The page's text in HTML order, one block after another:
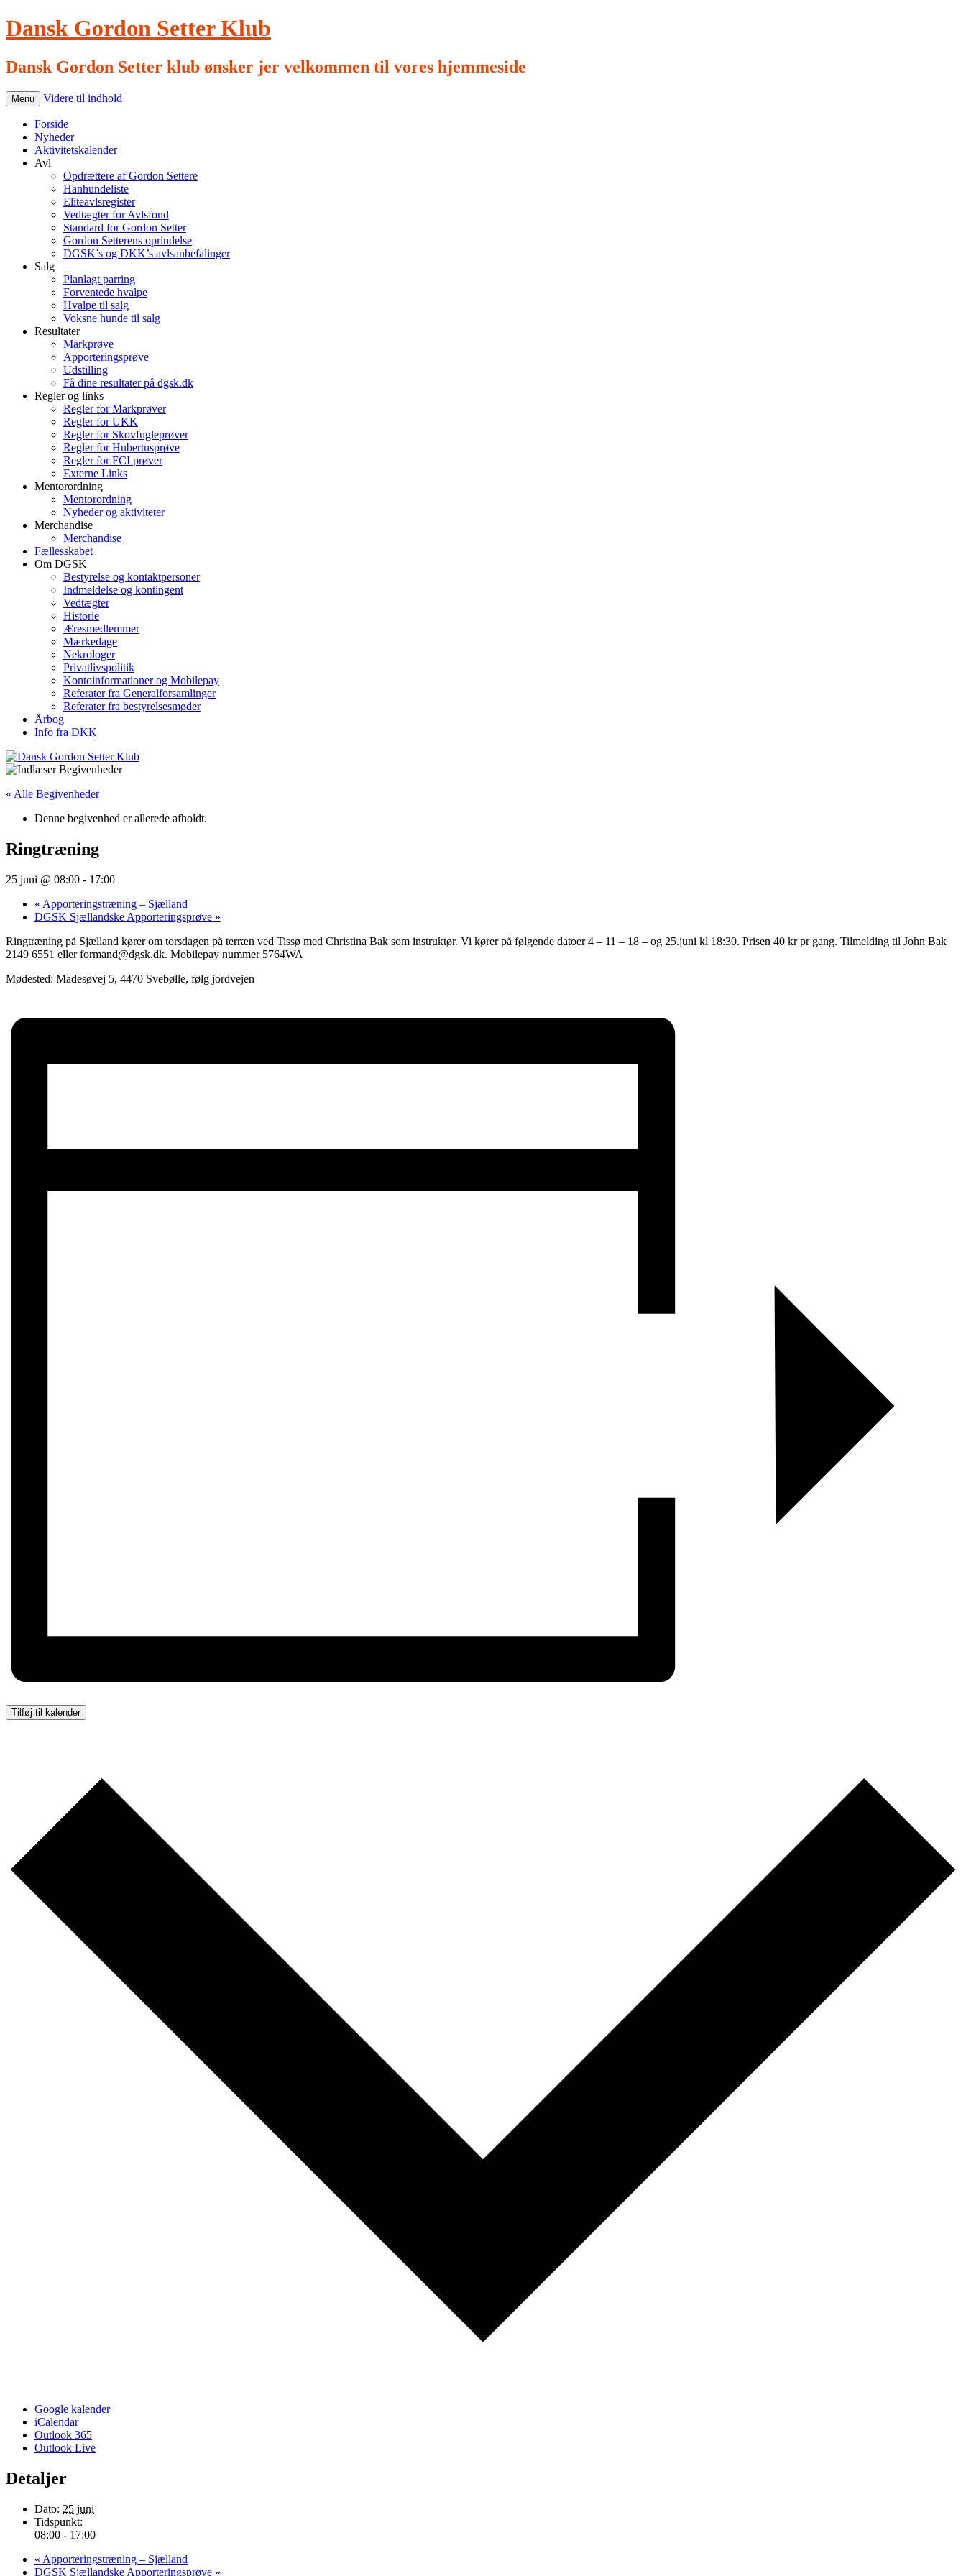
Dansk Gordon Setter Klub
Dansk Gordon Setter klub ønsker jer velkommen til vores hjemmeside
Menu Videre til indhold
Forside
Nyheder
Aktivitetskalender
Avl
Opdrættere af Gordon Settere
Hanhundeliste
Eliteavlsregister
Vedtægter for Avlsfond
Standard for Gordon Setter
Gordon Setterens oprindelse
DGSK’s og DKK’s avlsanbefalinger
Salg
Planlagt parring
Forventede hvalpe
Hvalpe til salg
Voksne hunde til salg
Resultater
Markprøve
Apporteringsprøve
Udstilling
Få dine resultater på dgsk.dk
Regler og links
Regler for Markprøver
Regler for UKK
Regler for Skovfugleprøver
Regler for Hubertusprøve
Regler for FCI prøver
Externe Links
Mentorordning
Mentorordning
Nyheder og aktiviteter
Merchandise
Merchandise
Fællesskabet
Om DGSK
Bestyrelse og kontaktpersoner
Indmeldelse og kontingent
Vedtægter
Historie
Æresmedlemmer
Mærkedage
Nekrologer
Privatlivspolitik
Kontoinformationer og Mobilepay
Referater fra Generalforsamlinger
Referater fra bestyrelsesmøder
Årbog
Info fra DKK
« Alle Begivenheder
Denne begivenhed er allerede afholdt.
Ringtræning
25 juni @ 08:00 - 17:00
« Apporteringstræning – Sjælland
DGSK Sjællandske Apporteringsprøve »
Ringtræning på Sjælland kører om torsdagen på terræn ved Tissø med Christina Bak som instruktør. Vi kører på følgende datoer 4 – 11 – 18 – og 25.juni kl 18:30. Prisen 40 kr pr gang. Tilmelding til John Bak
2149 6551 eller formand@dgsk.dk. Mobilepay nummer 5764WA
Mødested: Madesøvej 5, 4470 Svebølle, følg jordvejen
Tilføj til kalender
Google kalender
iCalendar
Outlook 365
Outlook Live
Detaljer
Dato: 25 juni
Tidspunkt:
08:00 - 17:00
« Apporteringstræning – Sjælland
DGSK Sjællandske Apporteringsprøve »